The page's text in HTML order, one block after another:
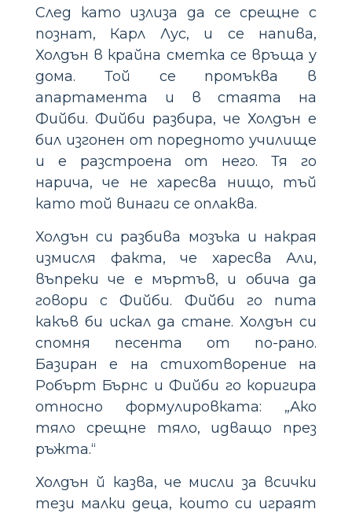
След като излиза да се срещне с
познат, Карл Лус, и се напива,
Холдън в крайна сметка се връща у
дома. Той се промъква в
апартамента и в стаята на
Фийби. Фийби разбира, че Холдън е
бил изгонен от поредното училище
и е разстроена от него. Тя го
нарича, че не харесва нищо, тъй
като той винаги се оплаква.
Холдън си разбива мозъка и накрая
измисля факта, че харесва Али,
въпреки че е мъртъв, и обича да
говори с Фийби. Фийби го пита
какъв би искал да стане. Холдън си
спомня песента от по-рано.
Базиран е на стихотворение на
Робърт Бърнс и Фийби го коригира
относно формулировката: „Ако
тяло срещне тяло, идващо през
ръжта.“
Холдън й казва, че мисли за всички
тези малки деца, които си играят